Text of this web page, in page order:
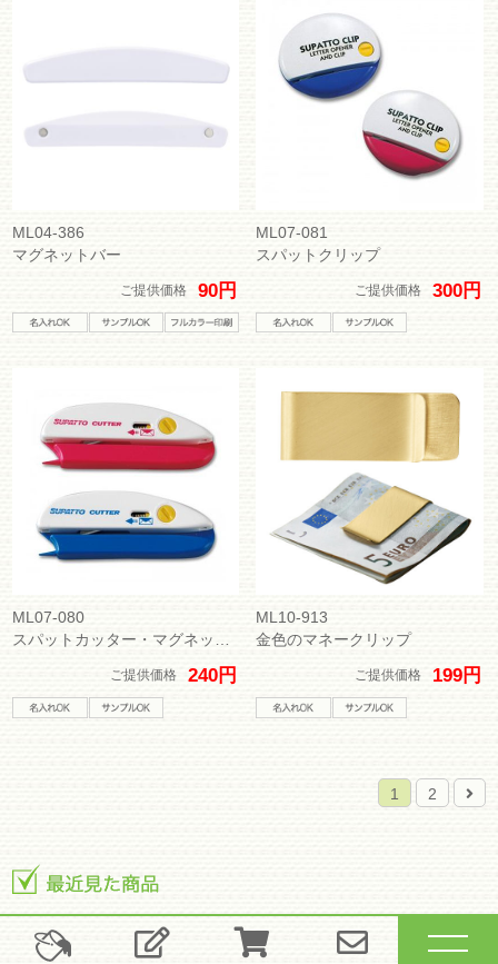
ML04-386
マグネットバー
ご提供価格 90円
ML07-081
スパットクリップ
ご提供価格 300円
ML07-080
ご提供価格 240円
ML10-913
金色のマネークリップ
ご提供価格 199円
1 2